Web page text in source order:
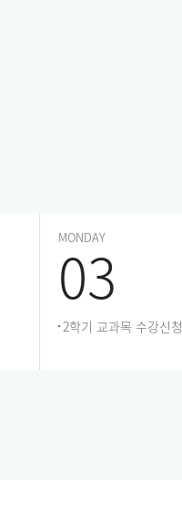
MONDAY
03
2학기 교과목 수강신청